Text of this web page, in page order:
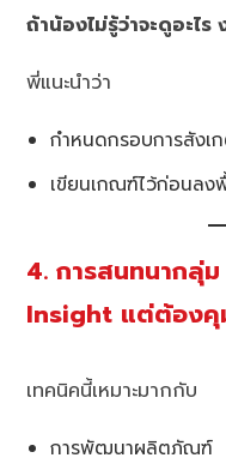
ถ้าน้องไม่รู้ว่าจะดูอะไ
พี่แนะนำว่า
กำหนดกรอบการสังเ
เขียนเกณฑ์ไว้ก่อนลง
4. การสนทนากลุ่
Insight แต่ต้องคุ
เทคนิคนี้เหมาะมากกับ
การพัฒนาผลิตภัณฑ์